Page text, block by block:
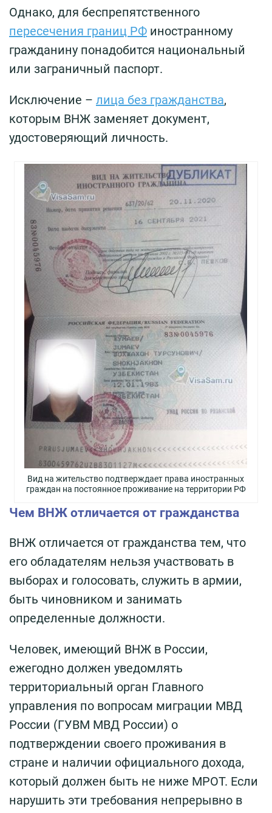
Однако, для беспрепятственного
пересечения границ РФ иностранному
гражданину понадобится национальный
или заграничный паспорт.
Исключение – лица без гражданства,
которым ВНЖ заменяет документ,
удостоверяющий личность.
Вид на жительство подтверждает права иностранных
граждан на постоянное проживание на территории РФ
Чем ВНЖ отличается от гражданства
ВНЖ отличается от гражданства тем, что
его обладателям нельзя участвовать в
выборах и голосовать, служить в армии,
быть чиновником и занимать
определенные должности.
Человек, имеющий ВНЖ в России,
ежегодно должен уведомлять
территориальный орган Главного
управления по вопросам миграции МВД
России (ГУВМ МВД России) о
подтверждении своего проживания в
стране и наличии официального дохода,
который должен быть не ниже МРОТ. Если
нарушить эти требования непрерывно в